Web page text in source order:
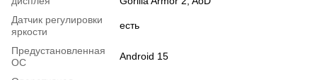
Датчик регулировки
яркости
есть
Предустановленная
ОС
Android 15